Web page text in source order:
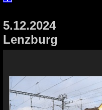
5.12.2024
Lenzburg